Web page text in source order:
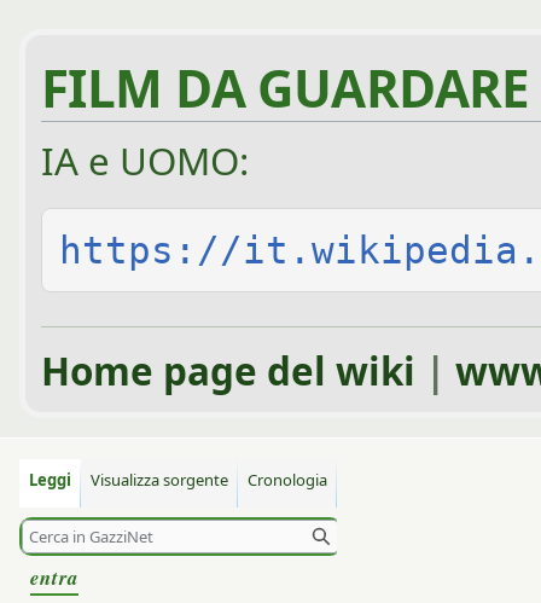
FILM DA GUARDARE
IA e UOMO:
https://
Home page del wiki |
entra
Leggi Visualizza sorgente Cronologia